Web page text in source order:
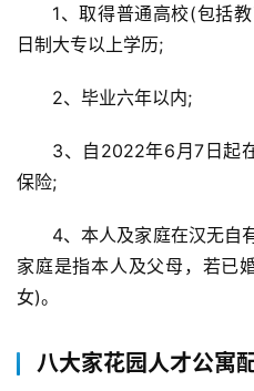
1、取得普通高校(包括
日制大专以上学历;
2、毕业六年以内;
3、自2022年6月7日起
保险;
4、本人及家庭在汉无自
家庭是指本人及父母，若已
女)。
八大家花园人才公寓